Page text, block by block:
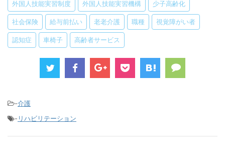
外国人技能実習制度 外国人技能実習機構 少子高齢化
社会保険 給与前払い 老老介護 職種 視覚障がい者
認知症 車椅子 高齢者サービス
-介護
- リハビリテーション